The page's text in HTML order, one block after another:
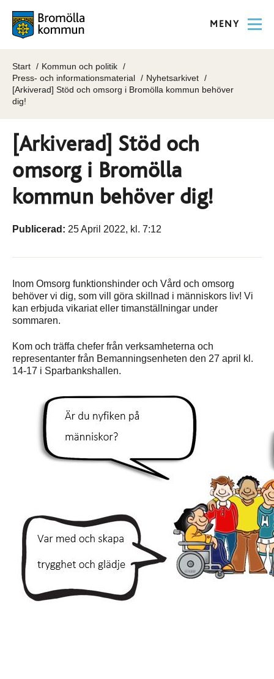
MENY
Start
Kommun och politik
Press- och informationsmaterial
Nyhetsarkivet
[Arkiverad] Stöd och omsorg i Bromölla kommun behöver
dig!
[Arkiverad] Stöd och
omsorg i Bromölla
kommun behöver dig!
Publicerad: 25 April 2022, kl. 7:12
Inom Omsorg funktionshinder och Vård och omsorg
behöver vi dig, som vill göra skillnad i människors liv! Vi
kan erbjuda vikariat eller timanställningar under
sommaren.
Kom och träffa chefer från verksamheterna och
representanter från Bemanningsenheten den 27 april kl.
14-17 i Sparbankshallen.